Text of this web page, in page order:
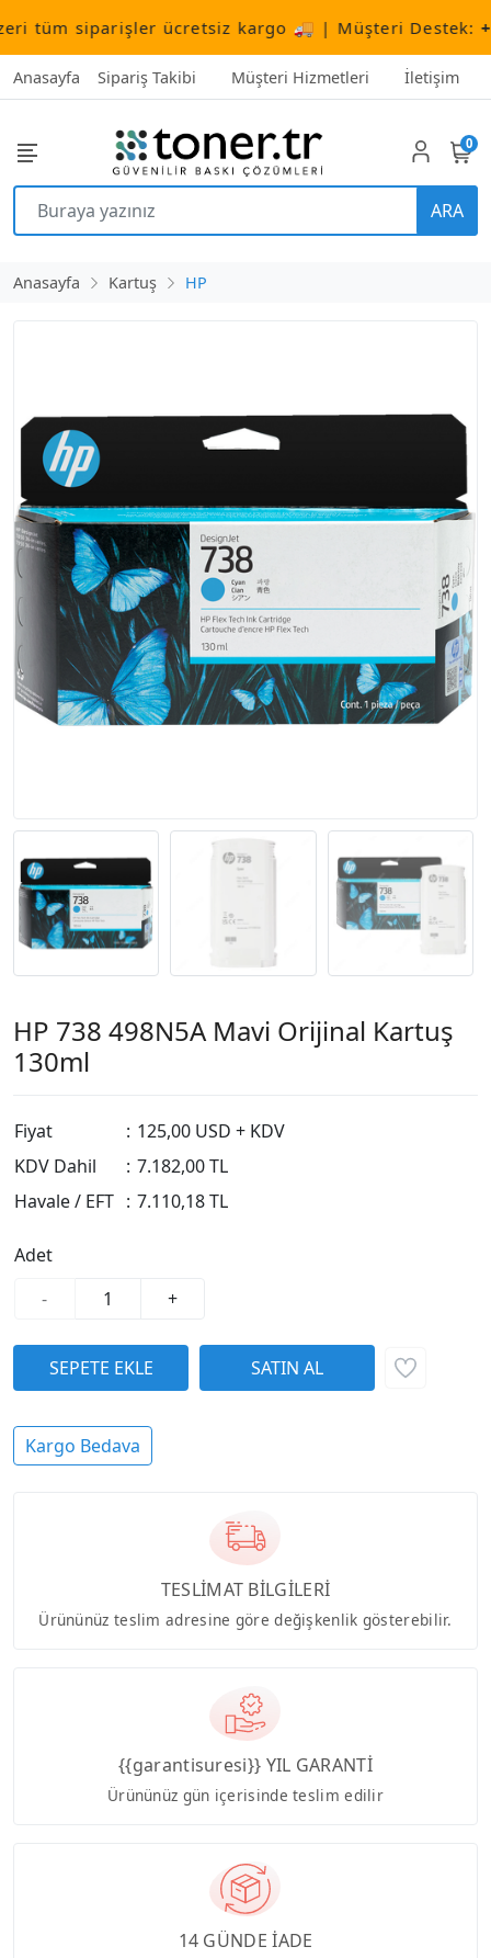
siparişler ücretsiz kargo 🚚 | Müşteri Destek:+90
Anasayfa Sipariş Takibi Müşteri Hizmetleri İletişim
ARA
0
Anasayfa Kartuş HP
HP 738 498N5A Mavi Orijinal Kartuş
130ml
Fiyat : 125,00 USD + KDV
KDV Dahil
: 7.182,00 TL
Havale / EFT : 7.110,18 TL
Adet
-
+
Kargo Bedava
TESLİMAT BİLGİLERİ
Ürününüz teslim adresine göre değişkenlik gösterebilir.
{{garantisuresi}} YIL GARANTİ
Ürününüz gün içerisinde teslim edilir
14 GÜNDE İADE